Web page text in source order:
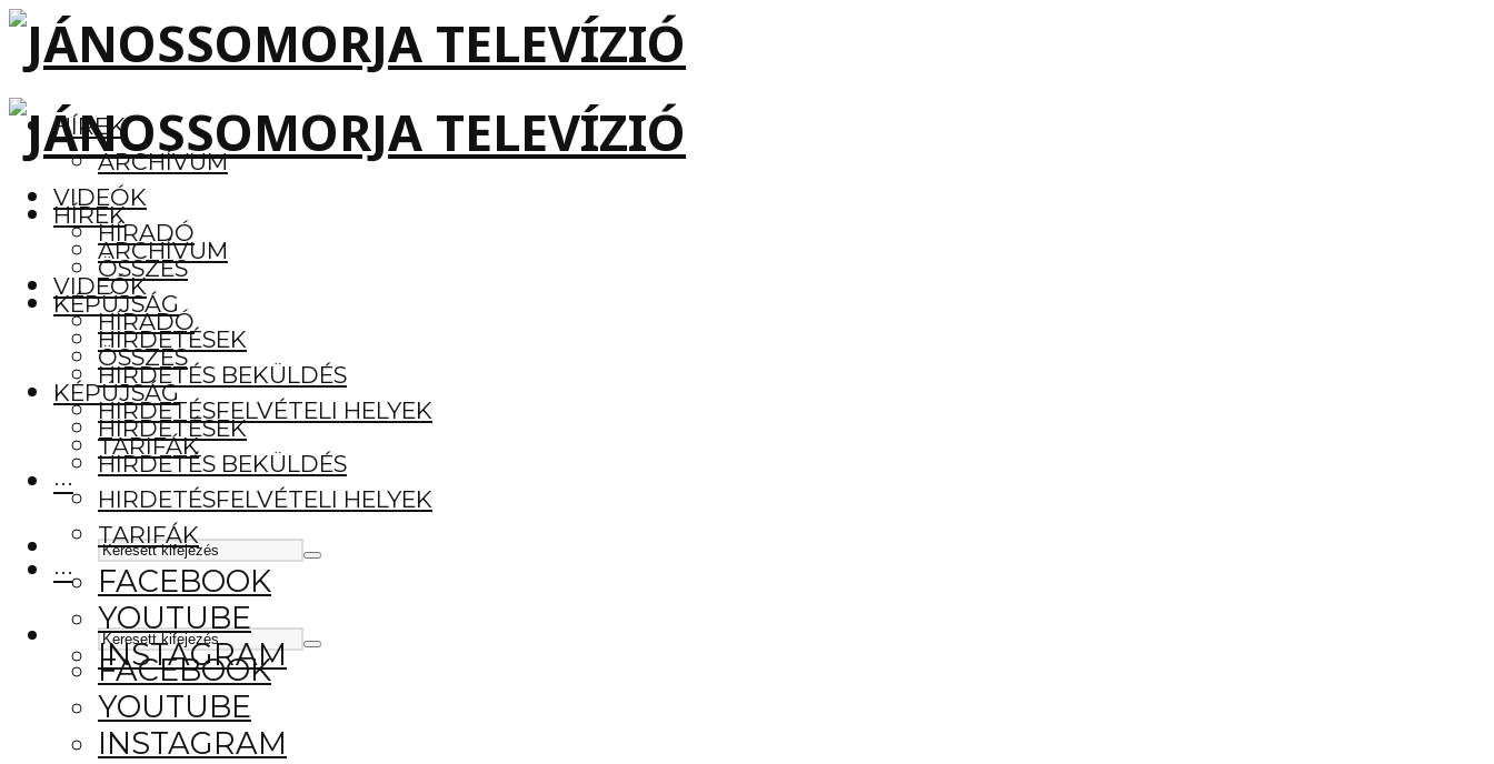
HÍREK
ARCHÍVUM
VIDEÓK
HÍRADÓ
ÖSSZES
KÉPÚJSÁG
HIRDETÉSEK
HIRDETÉS BEKÜLDÉS
HIRDETÉSFELVÉTELI HELYEK
TARIFÁK
···
FACEBOOK
YOUTUBE
INSTAGRAM
HÍREK
ARCHÍVUM
VIDEÓK
HÍRADÓ
ÖSSZES
KÉPÚJSÁG
HIRDETÉSEK
HIRDETÉS BEKÜLDÉS
HIRDETÉSFELVÉTELI HELYEK
TARIFÁK
···
FACEBOOK
YOUTUBE
INSTAGRAM